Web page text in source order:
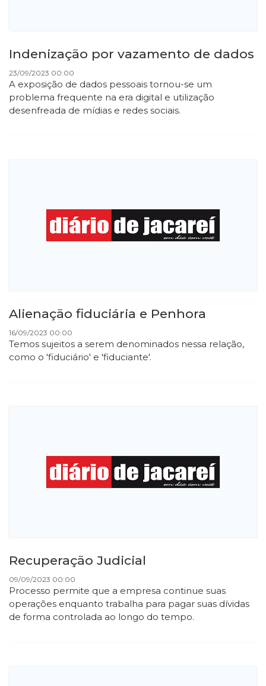
Indenização por vazamento de dados
23/09/2023 00:00
A exposição de dados pessoais tornou-se um
problema frequente na era digital e utilização
desenfreada de mídias e redes sociais.
Alienação fiduciária e Penhora
16/09/2023 00:00
Temos sujeitos a serem denominados nessa relação,
como o 'fiduciário' e 'fiduciante'.
Recuperação Judicial
09/09/2023 00:00
Processo permite que a empresa continue suas
operações enquanto trabalha para pagar suas dívidas
de forma controlada ao longo do tempo.